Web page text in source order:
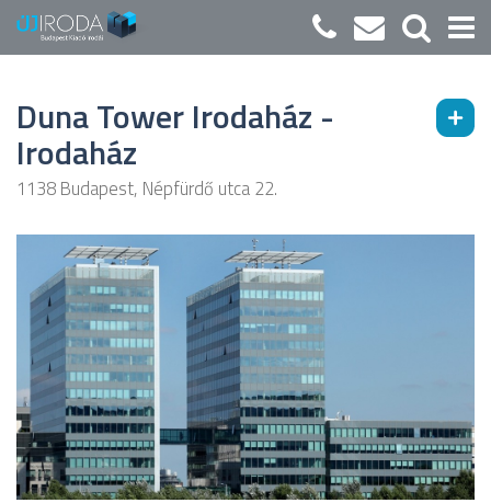
Duna Tower Irodaház -
Irodaház
1138 Budapest, Népfürdő utca 22.